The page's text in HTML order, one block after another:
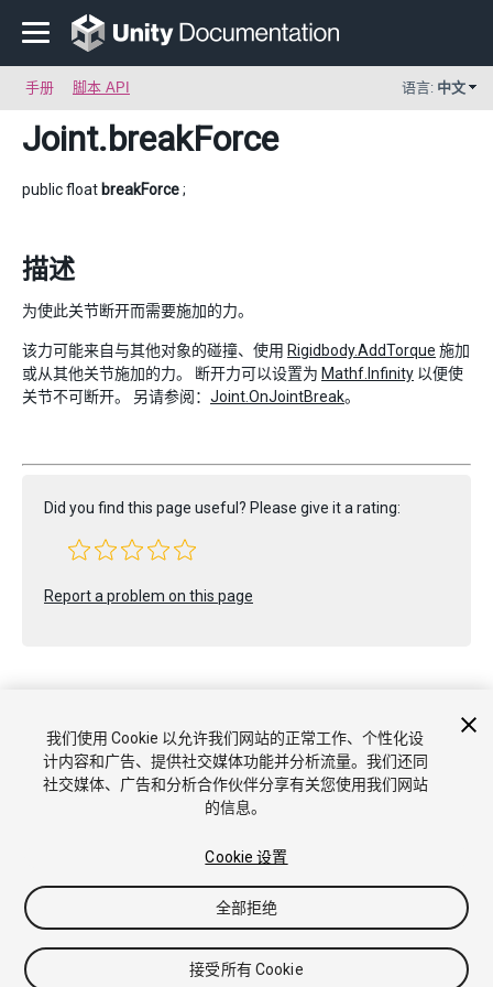
手册 脚本 API 语言: 中文
Joint.breakForce
public float breakForce;
描述
为使此关节断开而需要施加的力。
该力可能来自与其他对象的碰撞、使用 Rigidbody.AddTorque 施加
或从其他关节施加的力。 断开力可以设置为 Mathf.Infinity 以便使
关节不可断开。 另请参阅： Joint.OnJointBreak。
Did you find this page useful? Please give it a rating:
Report a problem on this page
版权所有 © 2020 Unity Technologies. Publication 2019.4
教程
社区答案 知识库 论坛 Asset Store 商标和使用条款
不要出售或分享我的个人信息
我们使用 Cookie 以允许我们网站的正常工作、个性化设
计内容和广告、提供社交媒体功能并分析流量。我们还同
社交媒体、广告和分析合作伙伴分享有关您使用我们网站
的信息。
Cookie 设置
全部拒绝
接受所有 Cookie